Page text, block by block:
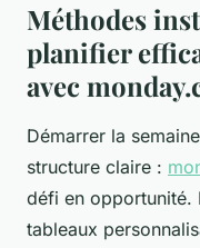
Méthodes
planifier
avec
Démarrer la
structure claire :
défi en opportunité.
tableaux